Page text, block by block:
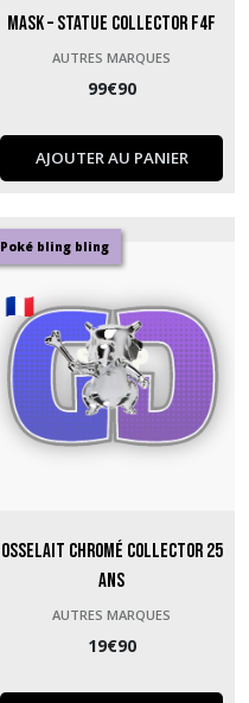
Mask – Statue Collector F4F
AUTRES MARQUES
99€90
AJOUTER AU PANIER
Poké bling bling
Osselait chromé collector 25
ans
AUTRES MARQUES
19€90